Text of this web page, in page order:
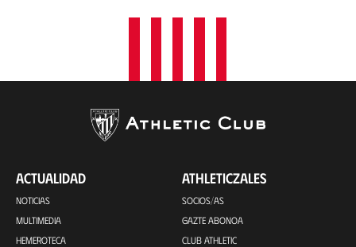
ACTUALIDAD
NOTICIAS
MULTIMEDIA
HEMEROTECA
ATHLETICZALES
SOCIOS/AS
GAZTE ABONOA
CLUB ATHLETIC